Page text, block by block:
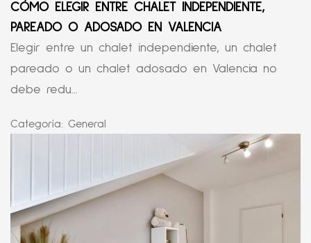
CÓMO ELEGIR ENTRE CHALET INDEPENDIENTE,
PAREADO O ADOSADO EN VALENCIA
Elegir entre un chalet independiente, un chalet
pareado o un chalet adosado en Valencia no
debe redu...
Categoría: General